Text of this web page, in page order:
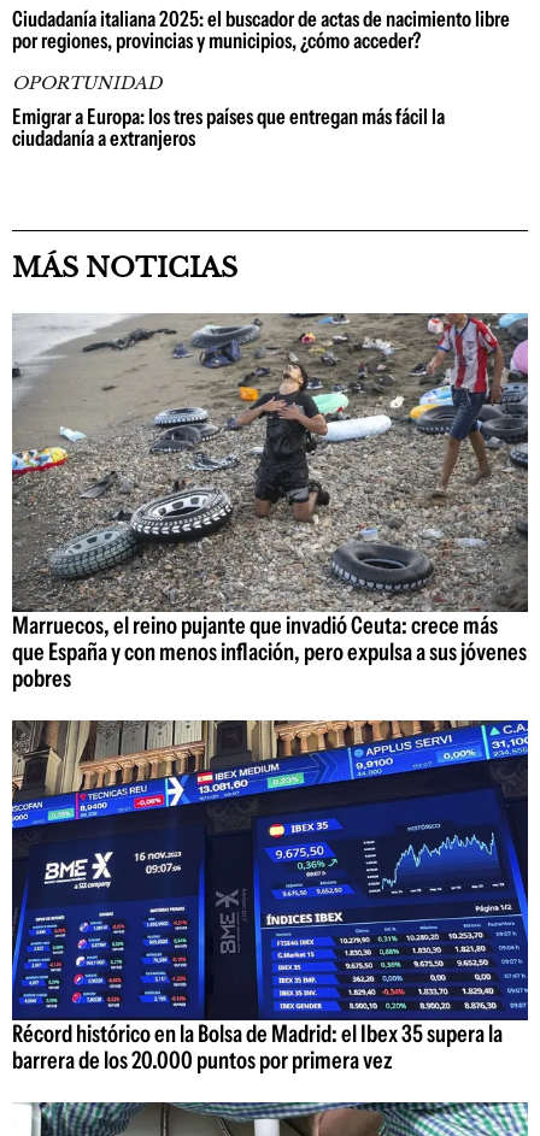
Ciudadanía italiana 2025: el buscador de actas de nacimiento libre
por regiones, provincias y municipios, ¿cómo acceder?
OPORTUNIDAD
Emigrar a Europa: los tres países que entregan más fácil la
ciudadanía a extranjeros
MÁS NOTICIAS
Marruecos, el reino pujante que invadió Ceuta: crece más
que España y con menos inflación, pero expulsa a sus jóvenes
pobres
Récord histórico en la Bolsa de Madrid: el Ibex 35 supera la
barrera de los 20.000 puntos por primera vez